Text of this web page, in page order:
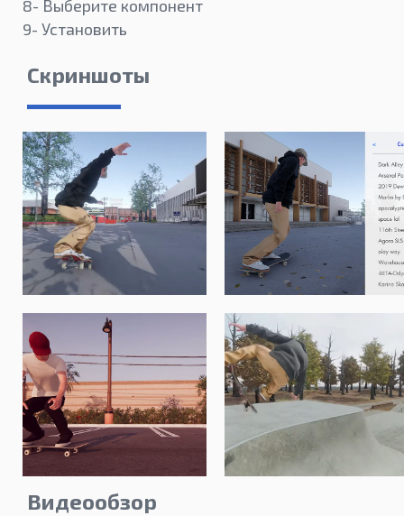
8- Выберите компонент
9- Установить
Скриншоты
Видеообзор